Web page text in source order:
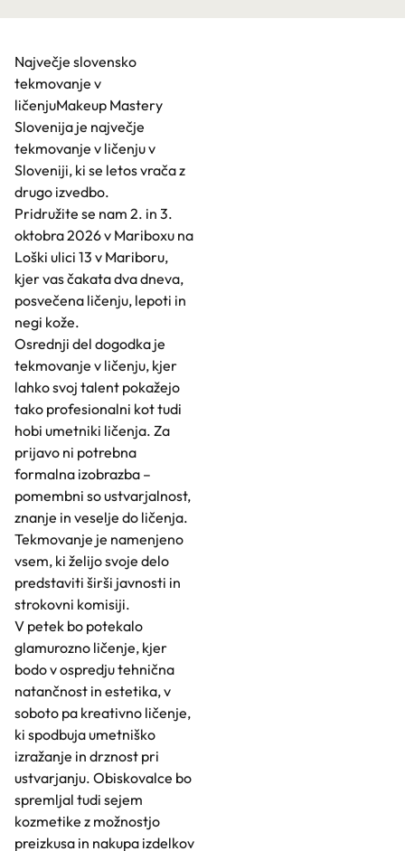
Največje slovensko
tekmovanje v
ličenjuMakeup Mastery
Slovenija je največje
tekmovanje v ličenju v
Sloveniji, ki se letos vrača z
drugo izvedbo.
Pridružite se nam 2. in 3.
oktobra 2026 v Mariboxu na
Loški ulici 13 v Mariboru,
kjer vas čakata dva dneva,
posvečena ličenju, lepoti in
negi kože.
Osrednji del dogodka je
tekmovanje v ličenju, kjer
lahko svoj talent pokažejo
tako profesionalni kot tudi
hobi umetniki ličenja. Za
prijavo ni potrebna
formalna izobrazba –
pomembni so ustvarjalnost,
znanje in veselje do ličenja.
Tekmovanje je namenjeno
vsem, ki želijo svoje delo
predstaviti širši javnosti in
strokovni komisiji.
V petek bo potekalo
glamurozno ličenje, kjer
bodo v ospredju tehnična
natančnost in estetika, v
soboto pa kreativno ličenje,
ki spodbuja umetniško
izražanje in drznost pri
ustvarjanju. Obiskovalce bo
spremljal tudi sejem
kozmetike z možnostjo
preizkusa in nakupa izdelkov